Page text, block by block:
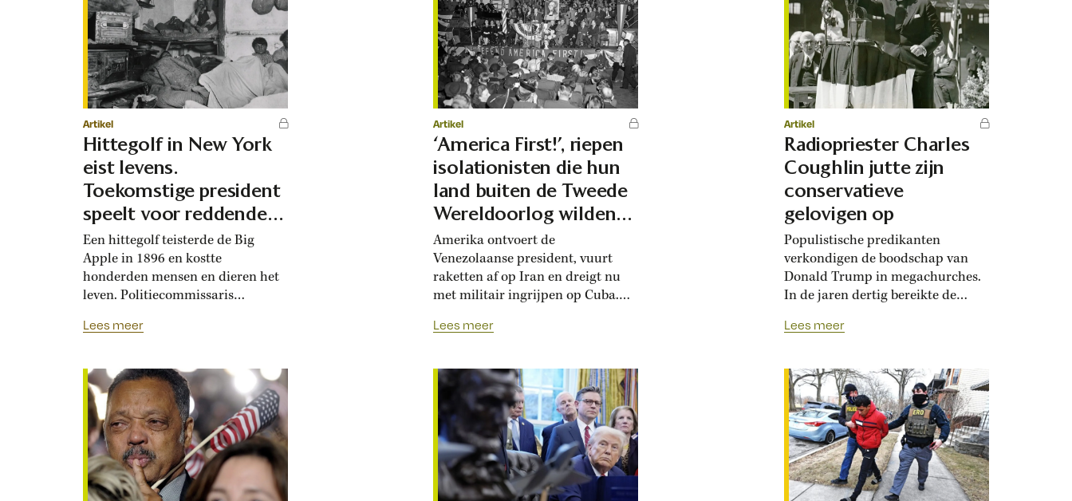
Artikel
Hittegolf in New York
eist levens.
Toekomstige president
speelt voor reddende
engel
Een hittegolf teisterde de Big
Apple in 1896 en kostte
honderden mensen en dieren het
leven. Politiecommissaris
bevolking te hulp – en gaf zo een
Witte Huis. Snikhete zomers zijn
een vast onderdeel van het New
Yorkse leven, zozeer dat
verzengende hittegolven weer snel
verdwijnen…
Lees meer
Artikel
‘America First!’, riepen
isolationisten die hun
land buiten de Tweede
Wereldoorlog wilden
houden
Amerika ontvoert de
Venezolaanse president, vuurt
raketten af op Iran en dreigt nu
met militair ingrijpen op Cuba.
vragen zich af hoe die
Trumps belofte van ‘America
First’. De favoriete slogan van de
president is een erfenis van
Amerikaanse isolationisten die
vreesden dat Amerika de Tweede
Wereldoorlog in werd…
Lees meer
Artikel
Radiopriester Charles
Coughlin jutte zijn
conservatieve
gelovigen op
Populistische predikanten
verkondigen de boodschap van
Donald Trump in megachurches.
In de jaren dertig bereikte de
Coughlin via de radio een
radicale politieke boodschappen.
Op het hoogtepunt van de Grote
Depressie luisterden naar
schatting 30 miljoen Amerikanen
iedere zondag naar dezelfde
stem. Niet die van een president of
generaal, maar van…
Lees meer